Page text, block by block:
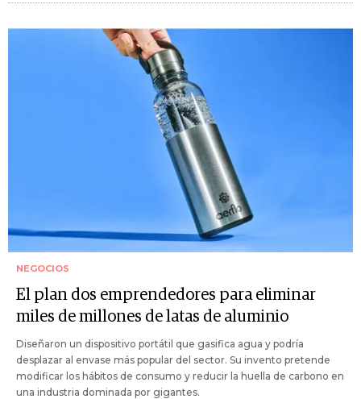
NEGOCIOS
El plan dos emprendedores para eliminar
miles de millones de latas de aluminio
Diseñaron un dispositivo portátil que gasifica agua y podría
desplazar al envase más popular del sector. Su invento pretende
modificar los hábitos de consumo y reducir la huella de carbono en
una industria dominada por gigantes.